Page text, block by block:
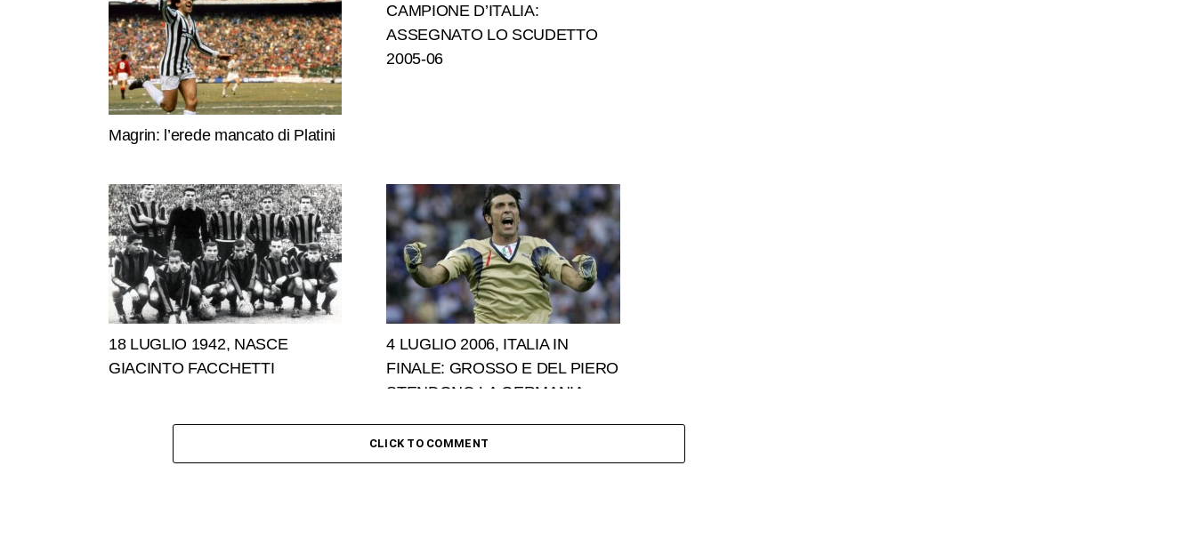
Magrin: l’erede mancato di Platini
CAMPIONE D’ITALIA:
ASSEGNATO LO SCUDETTO
2005-06
18 LUGLIO 1942, NASCE
GIACINTO FACCHETTI
4 LUGLIO 2006, ITALIA IN
FINALE: GROSSO E DEL PIERO
STENDONO LA GERMANIA
CLICK TO COMMENT